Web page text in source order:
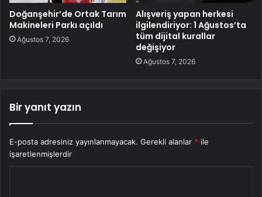
Doğanşehir’de Ortak Tarım
Makineleri Parkı açıldı
Ağustos 7, 2026
Alışveriş yapan herkesi
ilgilendiriyor: 1 Ağustos’ta
tüm dijital kurallar
değişiyor
Ağustos 7, 2026
Bir yanıt yazın
E-posta adresiniz yayınlanmayacak. Gerekli alanlar * ile
işaretlenmişlerdir